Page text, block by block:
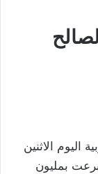
اليوم الاثنين
بمليون